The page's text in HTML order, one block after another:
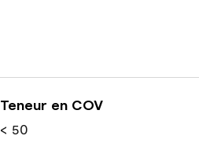
Teneur en COV
< 50